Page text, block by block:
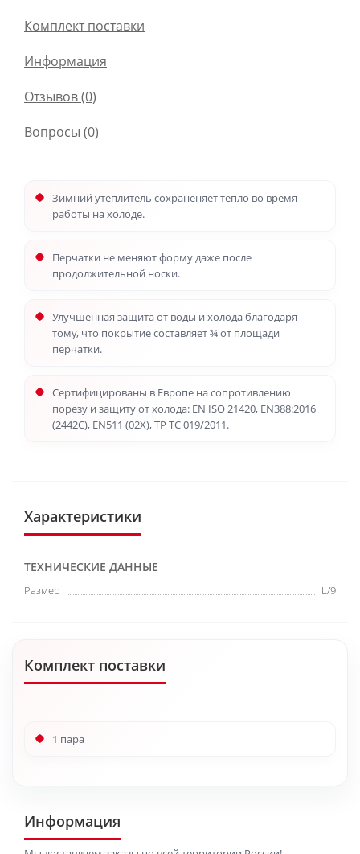
Комплект поставки
Информация
Отзывов (0)
Вопросы (0)
Зимний утеплитель сохраненяет тепло во время
работы на холоде.
Перчатки не меняют форму даже после
продолжительной носки.
Улучшенная защита от воды и холода благодаря
тому, что покрытие составляет ¾ от площади
перчатки.
Сертифицированы в Европе на сопротивлению
порезу и защиту от холода: EN ISO 21420, EN388:2016
(2442C), EN511 (02X), ТР ТС 019/2011.
Характеристики
ТЕХНИЧЕСКИЕ ДАННЫЕ
Размер L/9
Комплект поставки
1 пара
Информация